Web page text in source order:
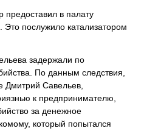
предоставил в палату
Это послужило катализатором
задержали по
По данным следствия,
Дмитрий Савельев,
к предпринимателю,
за денежное
который попытался